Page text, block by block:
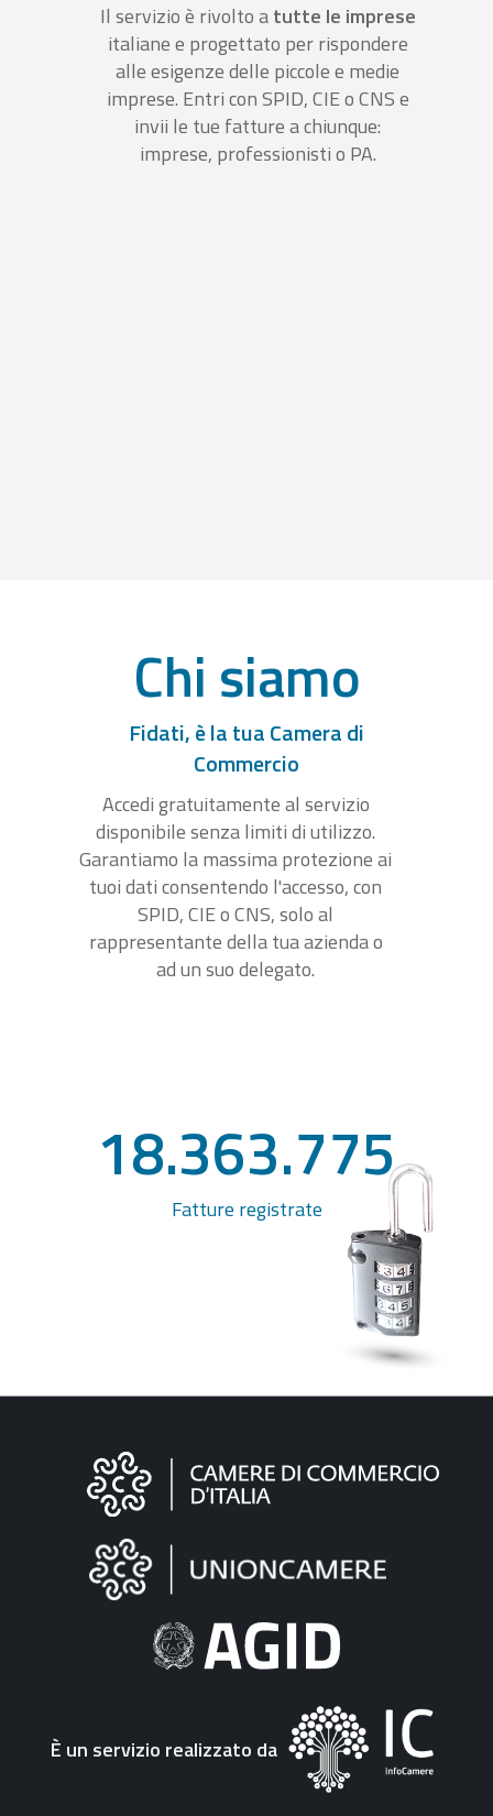
Il servizio è rivolto atutte le imprese
italiane e progettato per rispondere
alle esigenze delle piccole e medie
imprese. Entri con SPID, CIE o CNS e
invii le tue fatture a chiunque:
imprese, professionisti o PA.
Chi siamo
Fidati, è la tua Camera di
Commercio
Accedi gratuitamente al servizio
disponibile senza limiti di utilizzo.
Garantiamo la massima protezione ai
tuoi dati consentendo l'accesso, con
SPID, CIE o CNS, solo al
rappresentante della tua azienda o
ad un suo delegato.
18.363.775
Fatture registrate
Informazioni
"Fattura
Elettronica"
È un servizio realizzato da